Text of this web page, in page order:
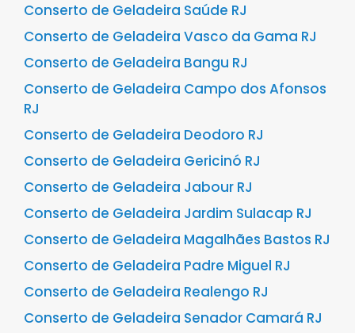
Conserto de Geladeira Saúde RJ
Conserto de Geladeira Vasco da Gama RJ
Conserto de Geladeira Bangu RJ
Conserto de Geladeira Campo dos Afonsos
RJ
Conserto de Geladeira Deodoro RJ
Conserto de Geladeira Gericinó RJ
Conserto de Geladeira Jabour RJ
Conserto de Geladeira Jardim Sulacap RJ
Conserto de Geladeira Magalhães Bastos RJ
Conserto de Geladeira Padre Miguel RJ
Conserto de Geladeira Realengo RJ
Conserto de Geladeira Senador Camará RJ